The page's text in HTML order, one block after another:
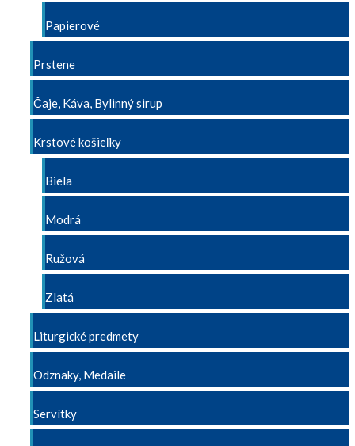
Papierové
Prstene
Čaje, Káva, Bylinný sirup
Krstové košieľky
Biela
Modrá
Ružová
Zlatá
Liturgické predmety
Odznaky, Medaile
Servítky